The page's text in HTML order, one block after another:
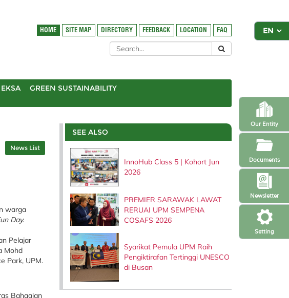
Setting
Newsletter
Our Entity
Documents
HOME SITE MAP DIRECTORY FEEDBACK LOCATION FAQ
EKSA
GREEN SUSTAINABILITY
News List
warga
Day.
Pelajar
Mohd
Park, UPM.
Bahagian
SEE ALSO
InnoHub Class 5 | Kohort Jun
2026
PREMIER SARAWAK LAWAT
RERUAI UPM SEMPENA
COSAFS 2026
Syarikat Pemula UPM Raih
Pengiktirafan Tertinggi UNESCO
di Busan